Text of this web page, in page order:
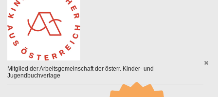
Mitglied der Arbeitsgemeinschaft der österr. Kinder- und
Jugendbuchverlage